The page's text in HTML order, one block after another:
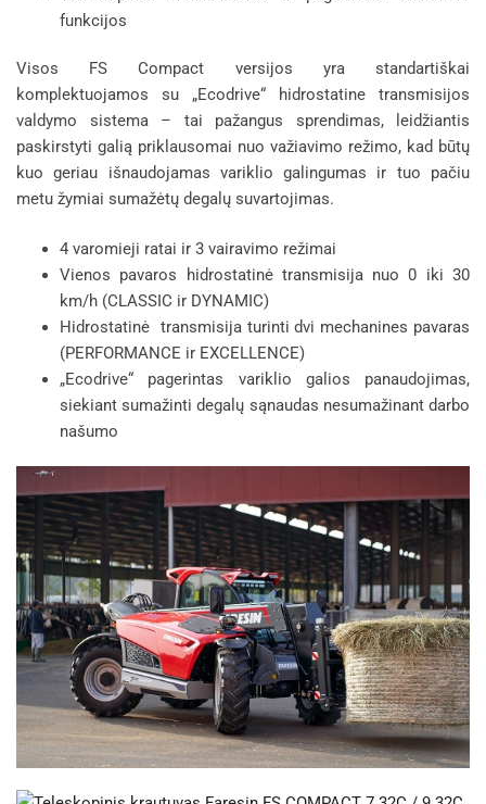
funkcijos
Visos FS Compact versijos yra standartiškai
komplektuojamos su „Ecodrive“ hidrostatine transmisijos
valdymo sistema – tai pažangus sprendimas, leidžiantis
paskirstyti galią priklausomai nuo važiavimo režimo, kad būtų
kuo geriau išnaudojamas variklio galingumas ir tuo pačiu
metu žymiai sumažėtų degalų suvartojimas.
4 varomieji ratai ir 3 vairavimo režimai
Vienos pavaros hidrostatinė transmisija nuo 0 iki 30
km/h (CLASSIC ir DYNAMIC)
Hidrostatinė transmisija turinti dvi mechanines pavaras
(PERFORMANCE ir EXCELLENCE)
„Ecodrive“ pagerintas variklio galios panaudojimas,
siekiant sumažinti degalų sąnaudas nesumažinant darbo
našumo